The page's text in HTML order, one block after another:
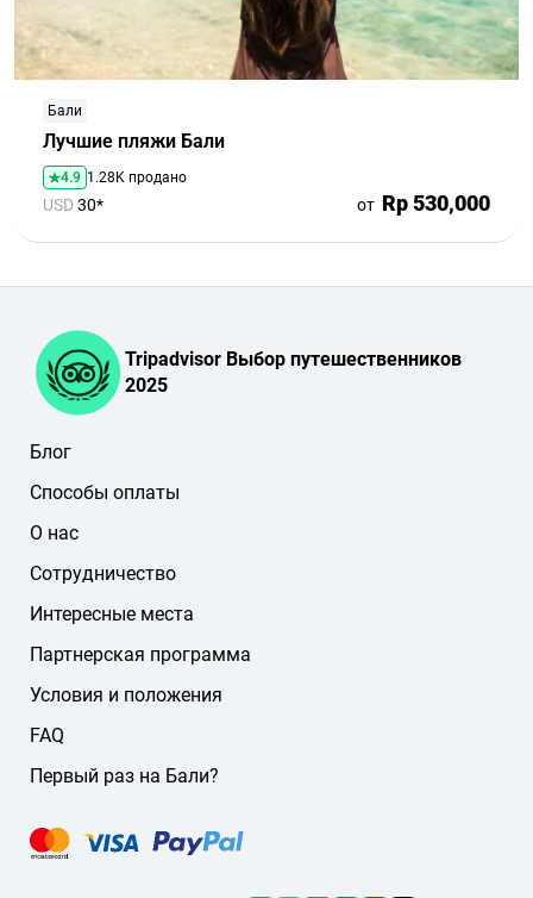
Лучшие пляжи Бали
Бали
4.9 1.28K продано
USD30* от Rp 530,000
Tripadvisor Выбор путешественников
2025
Блог
Способы оплаты
О нас
Сотрудничество
Интересные места
Партнерская программа
Условия и положения
FAQ
Первый раз на Бали?